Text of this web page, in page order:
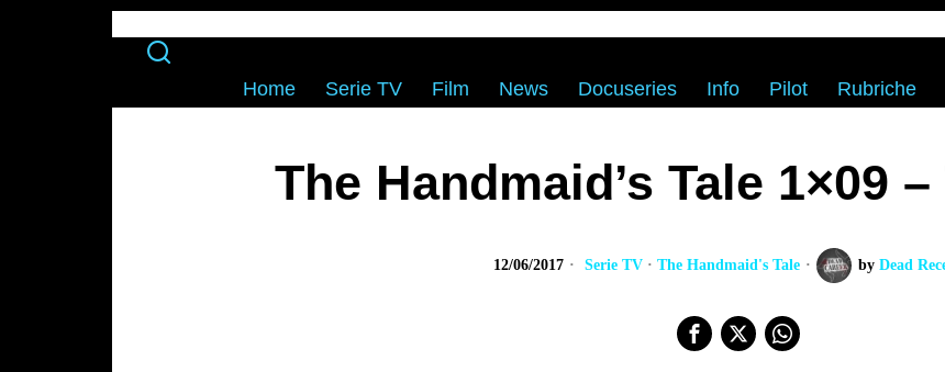
Home Serie TV Film News Docuseries Info Pilot Rubriche
The Handmaid’s Tale 1×09
12/06/2017 Serie TV · The Handmaid's Tale by Dead